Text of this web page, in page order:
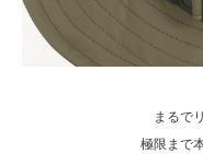
まるで
極限まで